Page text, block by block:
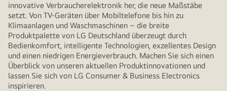
innovative Verbraucherelektronik her, die neue Maßstäbe
setzt. Von TV-Geräten über Mobiltelefone bis hin zu
Klimaanlagen und Waschmaschinen – die breite
Produktpalette von LG Deutschland überzeugt durch
Bedienkomfort, intelligente Technologien, exzellentes Design
und einen niedrigen Energieverbrauch. Machen Sie sich einen
Überblick von unseren aktuellen Produktinnovationen und
lassen Sie sich von LG Consumer & Business Electronics
inspirieren.